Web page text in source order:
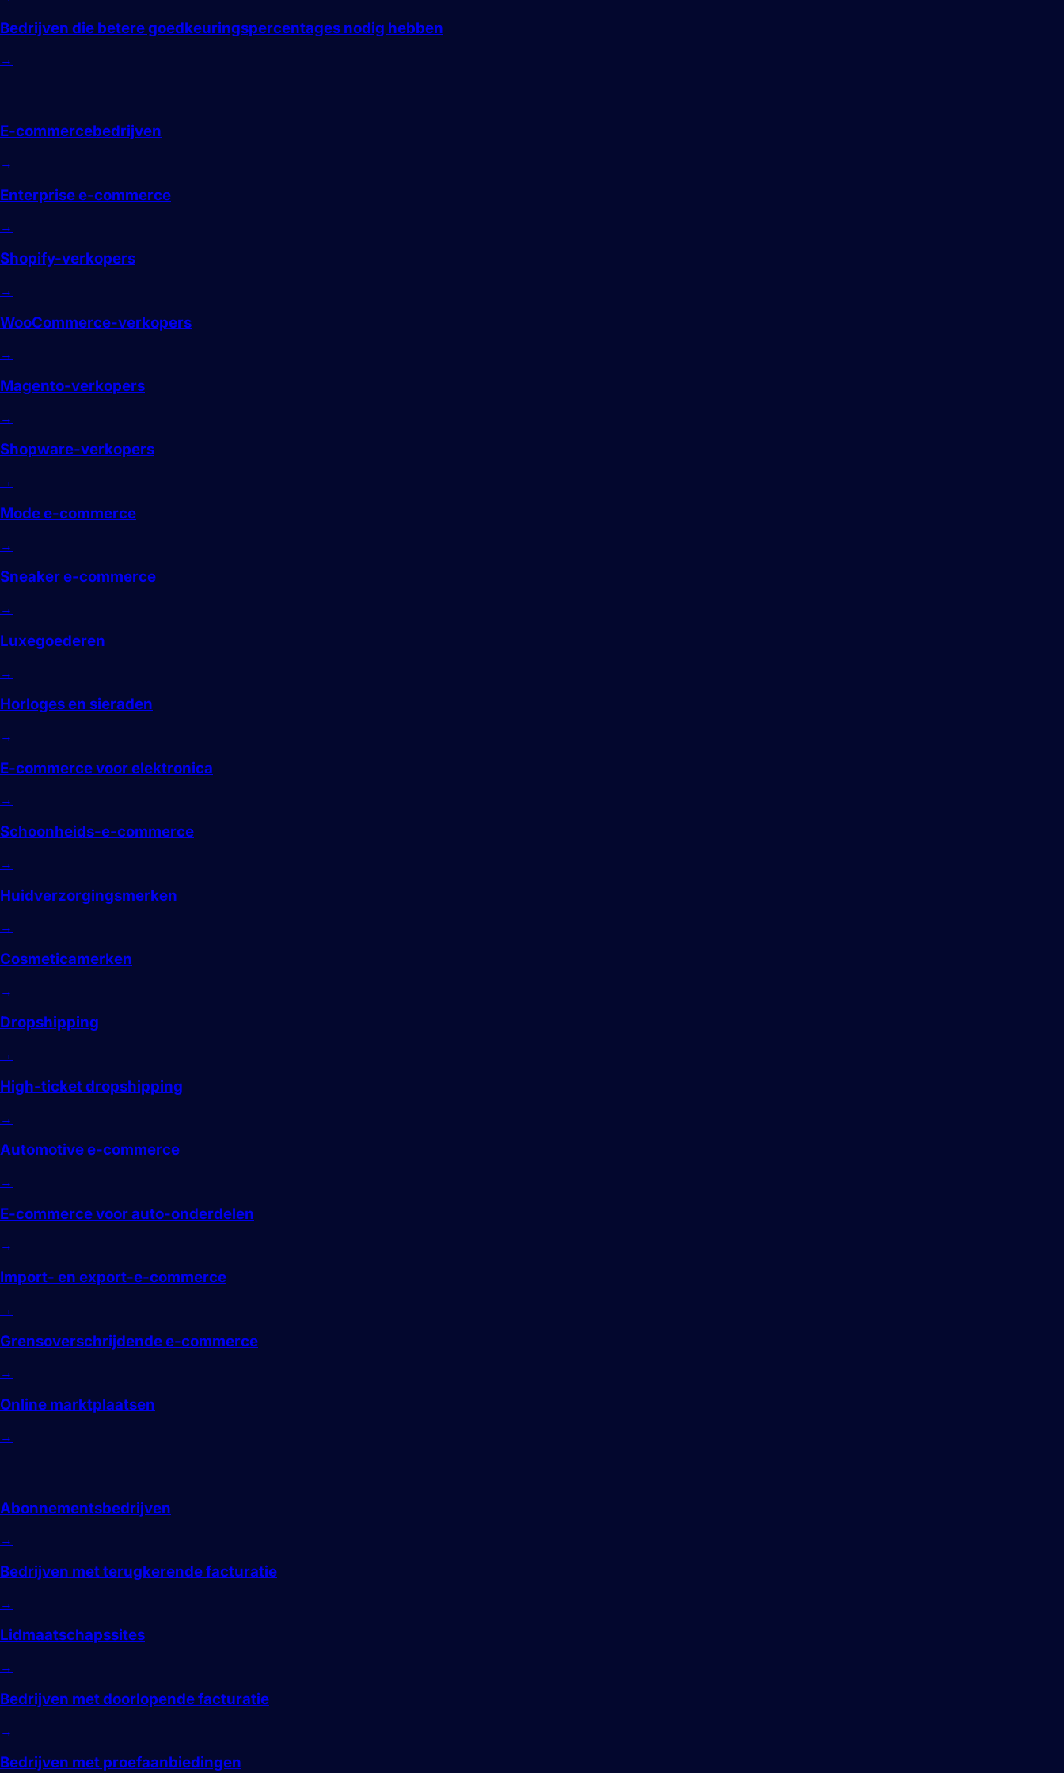
Bedrijven die betere goedkeuringspercentages nodig hebben
→
E-commercebedrijven
→
Enterprise e-commerce
→
Shopify-verkopers
→
WooCommerce-verkopers
→
Magento-verkopers
→
Shopware-verkopers
→
Mode e-commerce
→
Sneaker e-commerce
→
Luxegoederen
→
Horloges en sieraden
→
E-commerce voor elektronica
→
Schoonheids-e-commerce
→
Huidverzorgingsmerken
→
Cosmeticamerken
→
Dropshipping
→
High-ticket dropshipping
→
Automotive e-commerce
→
E-commerce voor auto-onderdelen
→
Import- en export-e-commerce
→
Grensoverschrijdende e-commerce
→
Online marktplaatsen
→
Abonnementsbedrijven
→
Bedrijven met terugkerende facturatie
→
Lidmaatschapssites
→
Bedrijven met doorlopende facturatie
→
Bedrijven met proefaanbiedingen